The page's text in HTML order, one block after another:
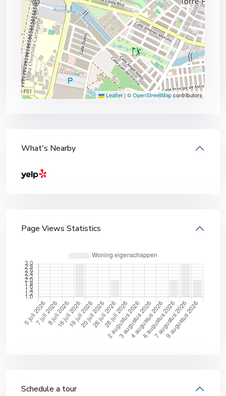
Leaflet | ©OpenStreetMapcontributors
What's Nearby
Page Views Statistics
Schedule a tour